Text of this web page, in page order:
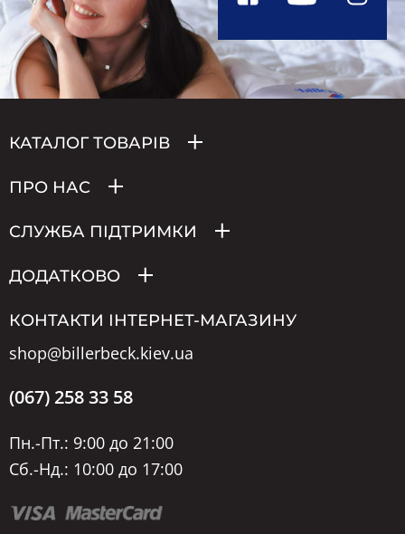
КАТАЛОГ ТОВАРІВ
ПРО НАС
СЛУЖБА ПІДТРИМКИ
ДОДАТКОВО
КОНТАКТИ ІНТЕРНЕТ-МАГАЗИНУ
shop@billerbeck.kiev.ua
(067) 258 33 58
Пн.-Пт.: 9:00 до 21:00
Сб.-Нд.: 10:00 до 17:00